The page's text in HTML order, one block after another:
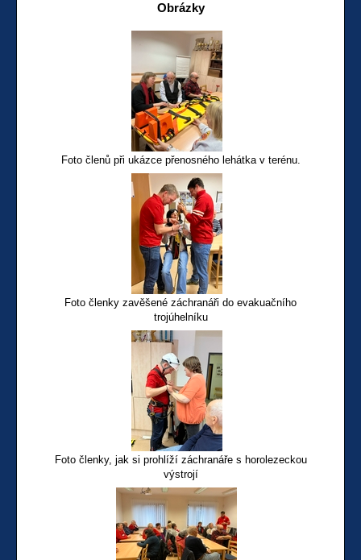
Obrázky
Foto členů při ukázce přenosného lehátka v terénu.
Foto členky zavěšené záchranáři do evakuačního
trojúhelníku
Foto členky, jak si prohlíží záchranáře s horolezeckou
výstrojí